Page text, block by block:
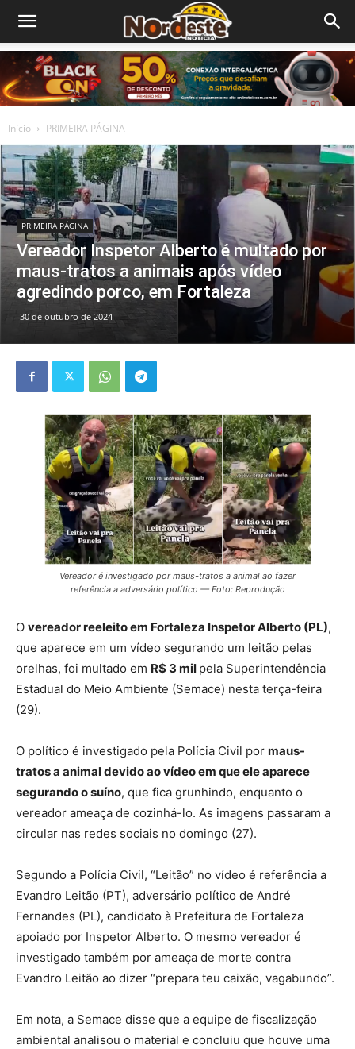
Início PRIMEIRA PÁGINA
PRIMEIRA PÁGINA
Vereador Inspetor Alberto é multado por
maus-tratos a animais após vídeo
agredindo porco, em Fortaleza
30 de outubro de 2024
Vereador é investigado por maus-tratos a animal ao fazer
referência a adversário político — Foto: Reprodução
O vereador reeleito em Fortaleza Inspetor Alberto (PL),
que aparece em um vídeo segurando um leitão pelas
orelhas, foi multado em R$ 3 mil pela Superintendência
Estadual do Meio Ambiente (Semace) nesta terça-feira
(29).
O político é investigado pela Polícia Civil por maus-
tratos a animal devido ao vídeo em que ele aparece
segurando o suíno, que fica grunhindo, enquanto o
vereador ameaça de cozinhá-lo. As imagens passaram a
circular nas redes sociais no domingo (27).
Segundo a Polícia Civil, “Leitão” no vídeo é referência a
Evandro Leitão (PT), adversário político de André
Fernandes (PL), candidato à Prefeitura de Fortaleza
apoiado por Inspetor Alberto. O mesmo vereador é
investigado também por ameaça de morte contra
Evandro Leitão ao dizer “prepara teu caixão, vagabundo”.
Em nota, a Semace disse que a equipe de fiscalização
ambiental analisou o material e concluiu que houve uma